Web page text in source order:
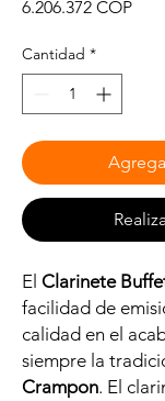
6.206.372 COP
Cantidad *
El Clarinete
facilidad de
calidad en el
siempre la
Crampon. El